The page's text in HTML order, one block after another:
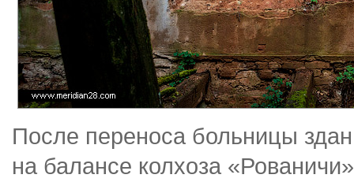
После переноса больницы
на балансе колхоза